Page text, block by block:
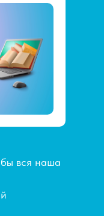
вся наша